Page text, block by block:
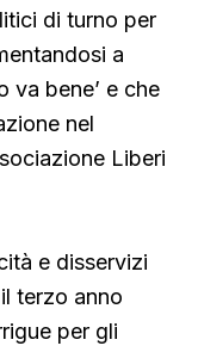
di turno per
a
va bene’ e che
nel
Liberi
e disservizi
terzo anno
per gli